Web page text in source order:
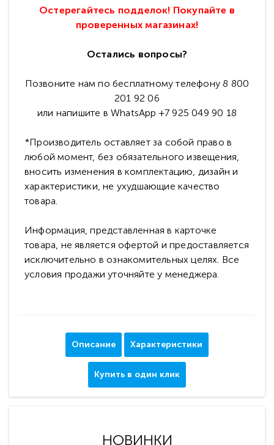
Остерегайтесь подделок! Покупайте в
проверенных магазинах!
Остались вопросы?
Позвоните нам по бесплатному телефону 8 800
201 92 06
или напишите в WhatsApp +7 925 049 90 18
*Производитель оставляет за собой право в
любой момент, без обязательного извещения,
вносить изменения в комплектацию, дизайн и
характеристики, не ухудшающие качество
товара.
Информация, представленная в карточке
товара, не является офертой и предоставляется
исключительно в ознакомительных целях. Все
условия продажи уточняйте у менеджера.
Описание Характеристики
Купить в один клик
НОВИНКИ